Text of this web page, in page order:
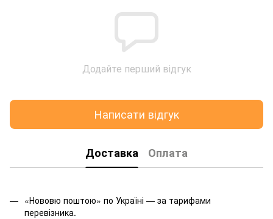
Додайте перший відгук
Написати відгук
Доставка Оплата
«Нововю поштою» по Україні — за тарифами
перевізника.